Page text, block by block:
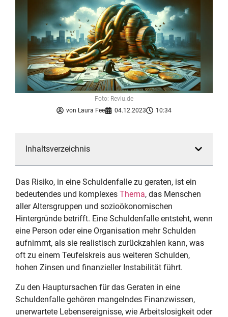
von Laura Fee 04.12.2023 10:34
Foto: Reviu.de
Inhaltsverzeichnis
Das Risiko, in eine Schuldenfalle zu geraten, ist ein
bedeutendes und komplexes Thema, das Menschen
aller Altersgruppen und sozioökonomischen
Hintergründe betrifft. Eine Schuldenfalle entsteht, wenn
eine Person oder eine Organisation mehr Schulden
aufnimmt, als sie realistisch zurückzahlen kann, was
oft zu einem Teufelskreis aus weiteren Schulden,
hohen Zinsen und finanzieller Instabilität führt.
Zu den Hauptursachen für das Geraten in eine
Schuldenfalle gehören mangelndes Finanzwissen,
unerwartete Lebensereignisse, wie Arbeitslosigkeit oder